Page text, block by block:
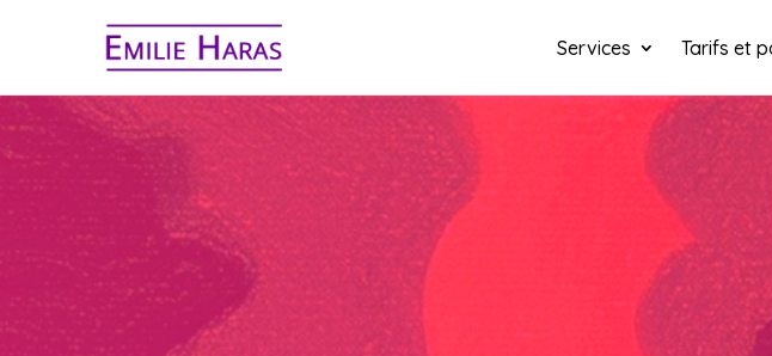
Services Tarifs et